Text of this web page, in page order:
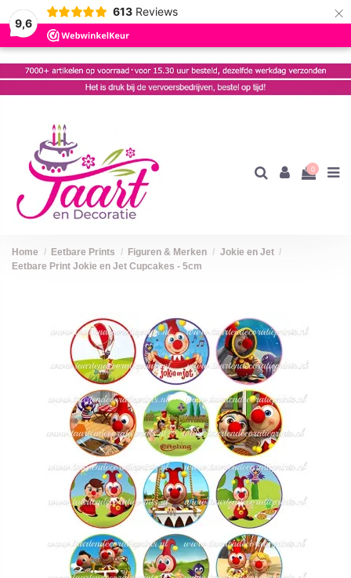
9,6
613 Reviews ×
0
Home Eetbare Prints Figuren & Merken
Jokie en Jet
Eetbare Print Jokie en Jet Cupcakes - 5cm